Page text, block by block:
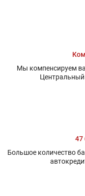
Мы компенсируем
47
Большое количество